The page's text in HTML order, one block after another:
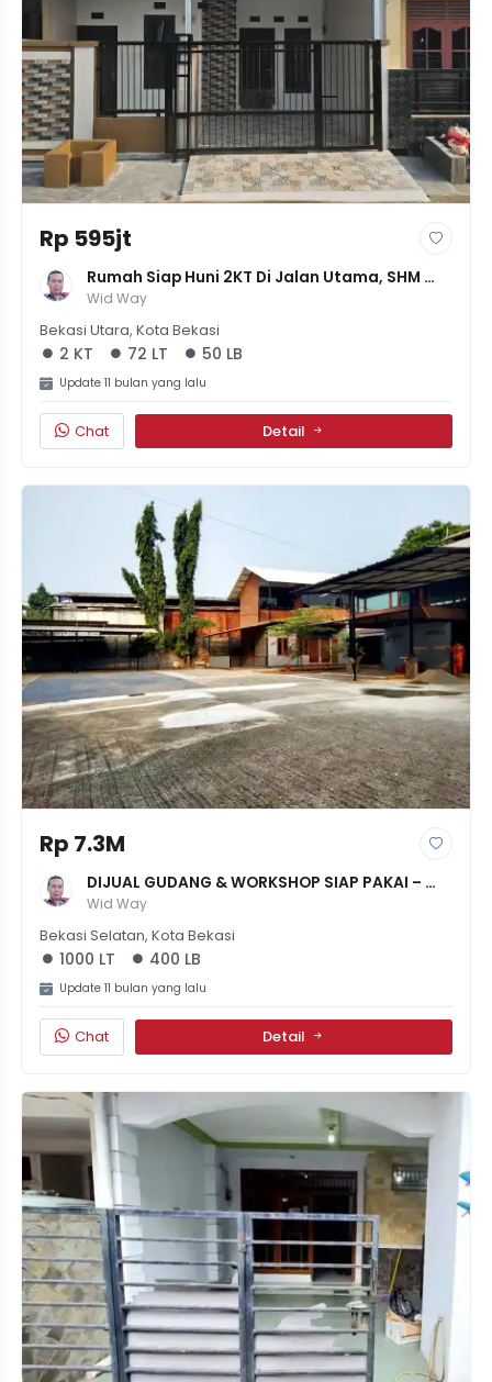
Rp 595jt
Rumah Siap Huni 2KT Di Jalan Utama, SHM
Lengkap, Harga Nego Di Wisma Asri 1
Wid Way
Bekasi Utara, Kota Bekasi
2 KT 72 LT 50 LB
Update 11 bulan yang lalu
Chat Detail
Rp 7.3M
DIJUAL GUDANG & WORKSHOP SIAP PAKAI –
STRATEGIS DAN KOMPLIT Di Timur Jakarta
Wid Way
Bekasi Selatan, Kota Bekasi
1000 LT 400 LB
Update 11 bulan yang lalu
Chat Detail